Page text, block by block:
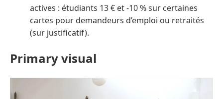
actives : étudiants 13 € et -10 % sur certaines
cartes pour demandeurs d’emploi ou retraités
(sur justificatif).
Primary visual